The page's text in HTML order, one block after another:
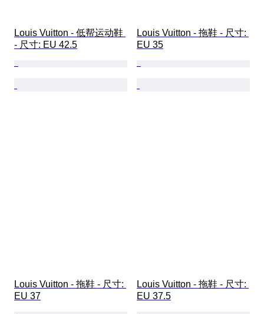
Louis Vuitton - 低帮运动鞋
- 尺寸: EU 42.5
Louis Vuitton - 拖鞋 - 尺寸:
EU 35
Louis Vuitton - 拖鞋 - 尺寸:
EU 37
Louis Vuitton - 拖鞋 - 尺寸:
EU 37.5